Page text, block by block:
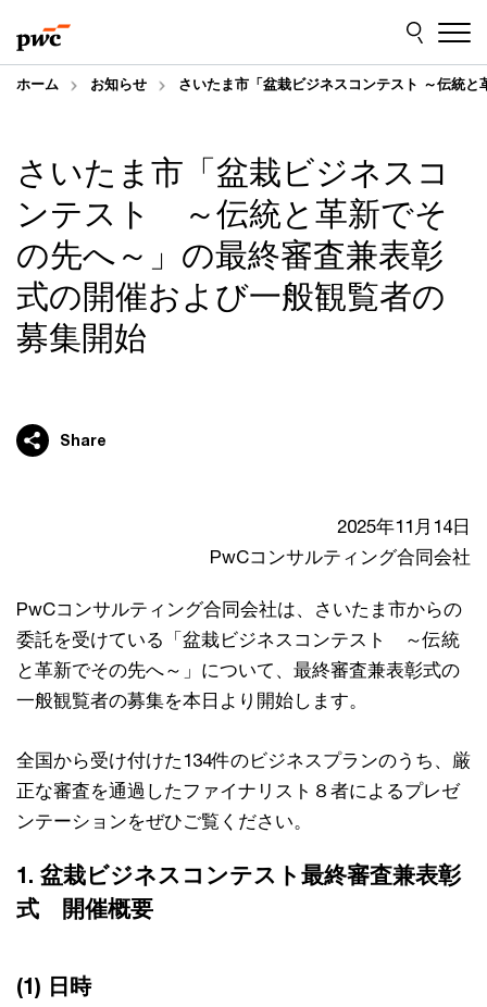
to
content
to
footer
ホーム お知らせ さいたま市「盆栽ビジネスコンテスト ～伝統
さいたま市「盆栽ビジネスコ
ンテスト ～伝統と革新でそ
の先へ～」の最終審査兼表彰
式の開催および一般観覧者の
募集開始
Share
2025年11月14日
PwCコンサルティング合同会社
PwCコンサルティング合同会社は、さいたま市からの
委託を受けている「盆栽ビジネスコンテスト ～伝統
と革新でその先へ～」について、最終審査兼表彰式の
一般観覧者の募集を本日より開始します。
全国から受け付けた134件のビジネスプランのうち、厳
正な審査を通過したファイナリスト８者によるプレゼ
ンテーションをぜひご覧ください。
1. 盆栽ビジネスコンテスト最終審査兼表彰
式 開催概要
(1) 日時